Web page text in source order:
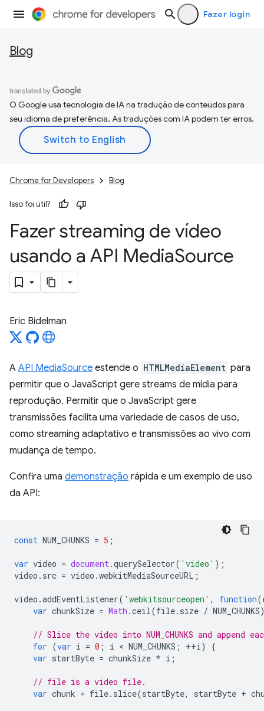
Fazer login
Blog
O Google usa tecnologia de IA na tradução de conteúdos para
seu idioma de preferência. As traduções com IA podem ter erros.
Chrome for Developers Blog
Isso foi útil?
Fazer streaming de vídeo
usando a API MediaSource
Eric Bidelman
A API MediaSource estende o HTMLMediaElement para
permitir que o JavaScript gere streams de mídia para
reprodução. Permitir que o JavaScript gere
transmissões facilita uma variedade de casos de uso,
como streaming adaptativo e transmissões ao vivo com
mudança de tempo.
Confira uma demonstração rápida e um exemplo de uso
da API:
const NUM_CHUNKS = 5 ;
var video = document.querySelector( 'video' );
video . src = video .webkitMediaSourceURL ;
video .addEventListener( 'webkitsourceopen' , function(
var chunkSize = Math .ceil(file. size / NUM_CHUNKS
// Slice the video into NUM_CHUNKS and append
for (var i = 0 ; i < NUM_CHUNKS ; ++i)
{
var startByte = chunkSize * i ;
// file is a video file.
var chunk = file. slice(startByte, startByte +